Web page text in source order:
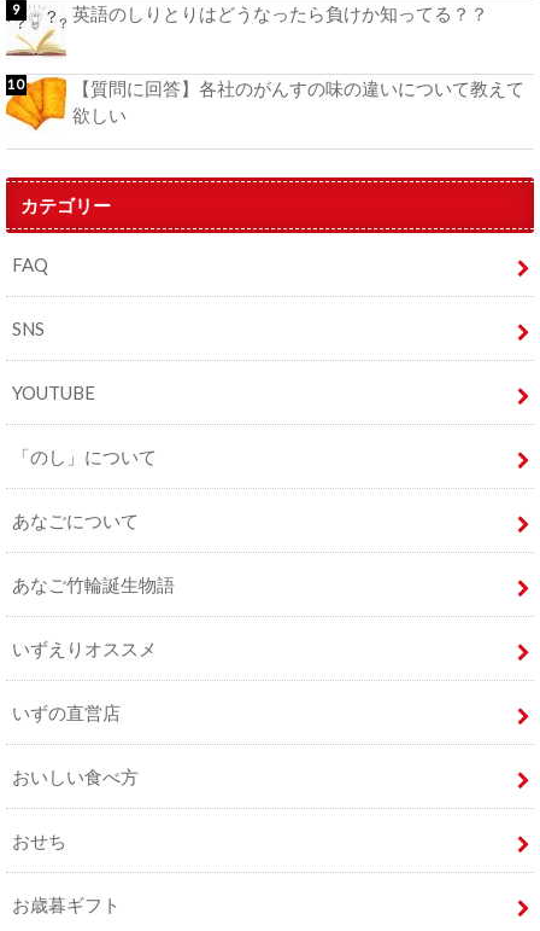
英語のしりとりはどうなったら負けか知ってる？？
【質問に回答】各社のがんすの味の違いについて教えて
欲しい
カテゴリー
FAQ
SNS
YOUTUBE
「のし」について
あなごについて
あなご竹輪誕生物語
いずえりオススメ
いずの直営店
おいしい食べ方
おせち
お歳暮ギフト